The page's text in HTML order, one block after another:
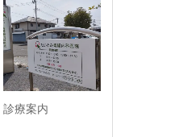
診療案内